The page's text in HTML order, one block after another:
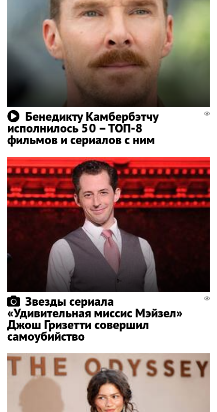
Бенедикту Камбербэтчу
исполнилось 50 – ТОП-8
фильмов и сериалов с ним
Звезды сериала
«Удивительная миссис Мэйзел»
Джош Гризетти совершил
самоубийство